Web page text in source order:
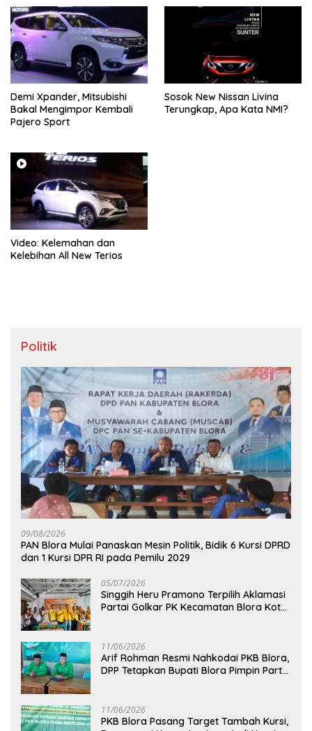
Demi Xpander, Mitsubishi
Bakal Mengimpor Kembali
Pajero Sport
Sosok New Nissan Livina
Terungkap, Apa Kata NMI?
Video: Kelemahan dan
Kelebihan All New Terios
Politik
09/08/2026
‎PAN Blora Mulai Panaskan Mesin Politik, Bidik 6 Kursi DPRD
dan 1 Kursi DPR RI pada Pemilu 2029
05/07/2026
Singgih Heru Pramono Terpilih Aklamasi
Partai Golkar PK Kecamatan Blora Kota,
11/06/2026
Arif Rohman Resmi Nahkodai PKB Blora,
DPP Tetapkan Bupati Blora Pimpin Partai
11/06/2026
PKB Blora Pasang Target Tambah Kursi,